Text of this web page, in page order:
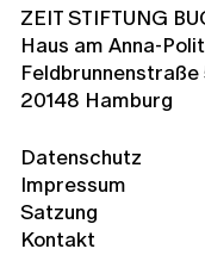
ZEIT STIFTUNG
Haus am Anna-
Feldbrunnenstraße
20148 Hamburg
Datenschutz
Impressum
Satzung
Kontakt